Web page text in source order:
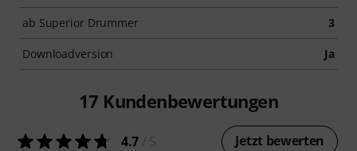
ab Superior Drummer 3
Downloadversion Ja
17 Kundenbewertungen
4.7 Jetzt bewerten